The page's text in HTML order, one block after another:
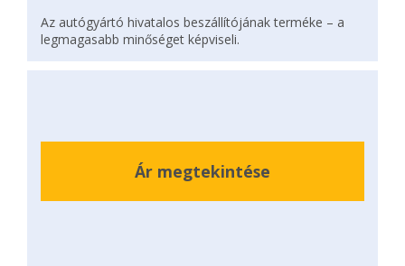
Az autógyártó hivatalos beszállítójának terméke – a
legmagasabb minőséget képviseli.
Ár megtekintése